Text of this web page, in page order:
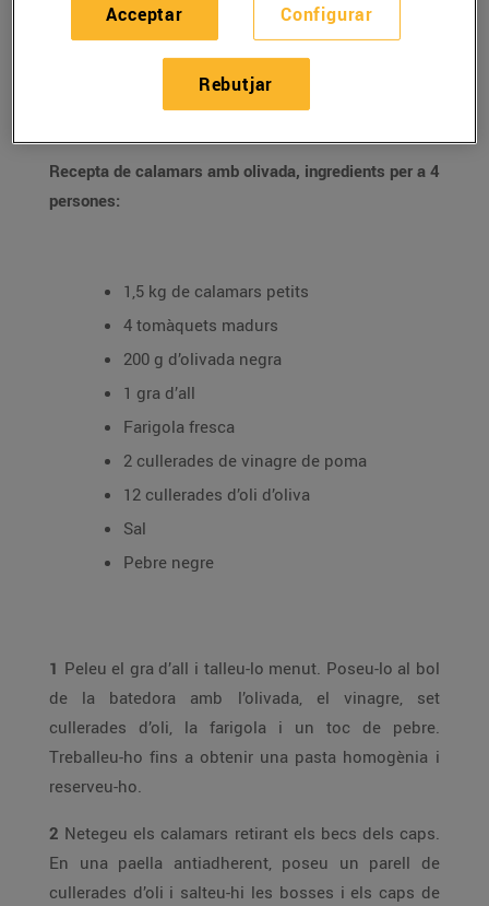
Recepta de calamars
amb olivada
Recepta de calamars amb olivada, ingredients per a 4
persones:
1,5 kg de calamars petits
4 tomàquets madurs
200 g d’olivada negra
1 gra d’all
Farigola fresca
2 cullerades de vinagre de poma
12 cullerades d’oli d’oliva
Sal
Pebre negre
1 Peleu el gra d’all i talleu-lo menut. Poseu-lo al bol
de la batedora amb l’olivada, el vinagre, set
cullerades d’oli, la farigola i un toc de pebre.
Treballeu-ho fins a obtenir una pasta homogènia i
reserveu-ho.
2 Netegeu els calamars retirant els becs dels caps.
En una paella antiadherent, poseu un parell de
cullerades d’oli i salteu-hi les bosses i els caps de
Configurar
Rebutjar
Acceptar